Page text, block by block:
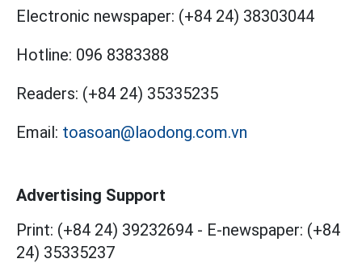
Electronic newspaper: (+84 24) 38303044
Hotline: 096 8383388
Readers: (+84 24) 35335235
Email: toasoan@laodong.com.vn
Advertising Support
Print: (+84 24) 39232694 - E-newspaper: (+84
24) 35335237